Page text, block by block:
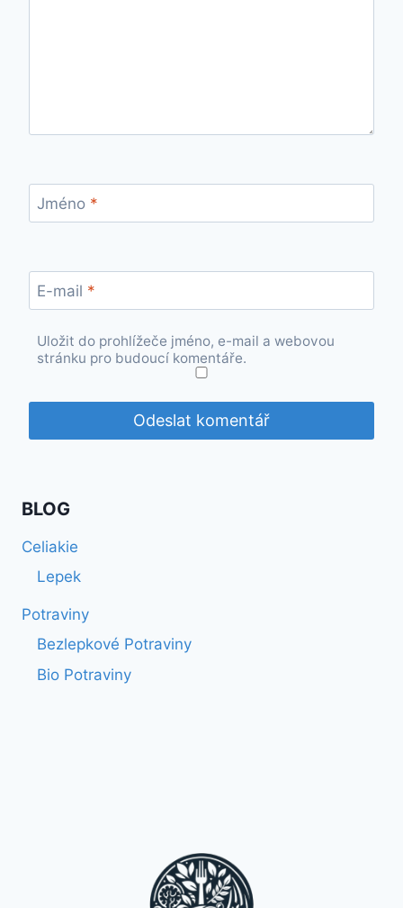
Jméno *
E-mail *
Uložit do prohlížeče jméno, e-mail a webovou
stránku pro budoucí komentáře.
BLOG
Celiakie
Lepek
Potraviny
Bezlepkové Potraviny
Bio Potraviny